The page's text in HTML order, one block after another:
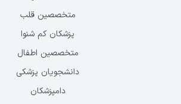
متخصصین قلب
پزشکان کم شنوا
متخصصین اطفال
دانشجویان پزشکی
دامپزشکان